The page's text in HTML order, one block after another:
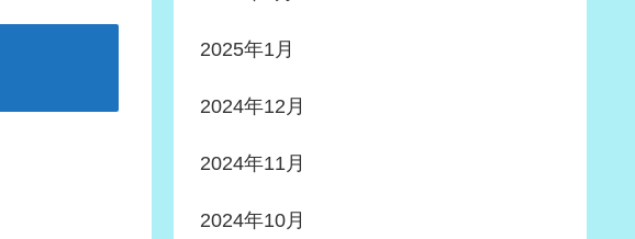
2025年1月
2024年12月
2024年11月
2024年10月